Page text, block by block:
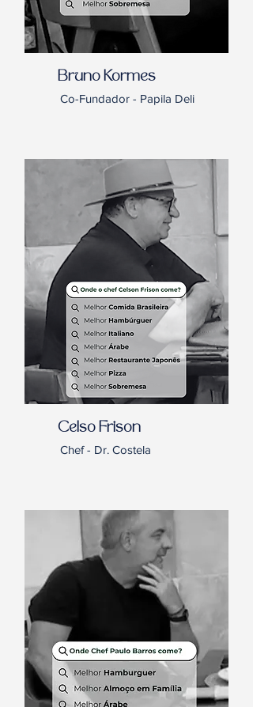
Bruno Kormes
Co-Fundador - Papila Deli
Celso Frison
Chef - Dr. Costela